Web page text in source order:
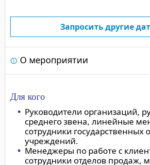
Запросить другие
О мероприятии
Для кого
Руководители организаций,
среднего звена, линейные
сотрудники государственных
учреждений.
Менеджеры по работе с
сотрудники отделов продаж,